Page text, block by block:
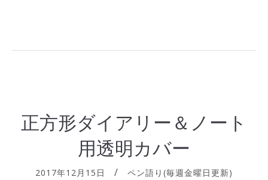
正方形ダイアリー＆ノート
用透明カバー
2017年12月15日 ペン語り(毎週金曜日更新)